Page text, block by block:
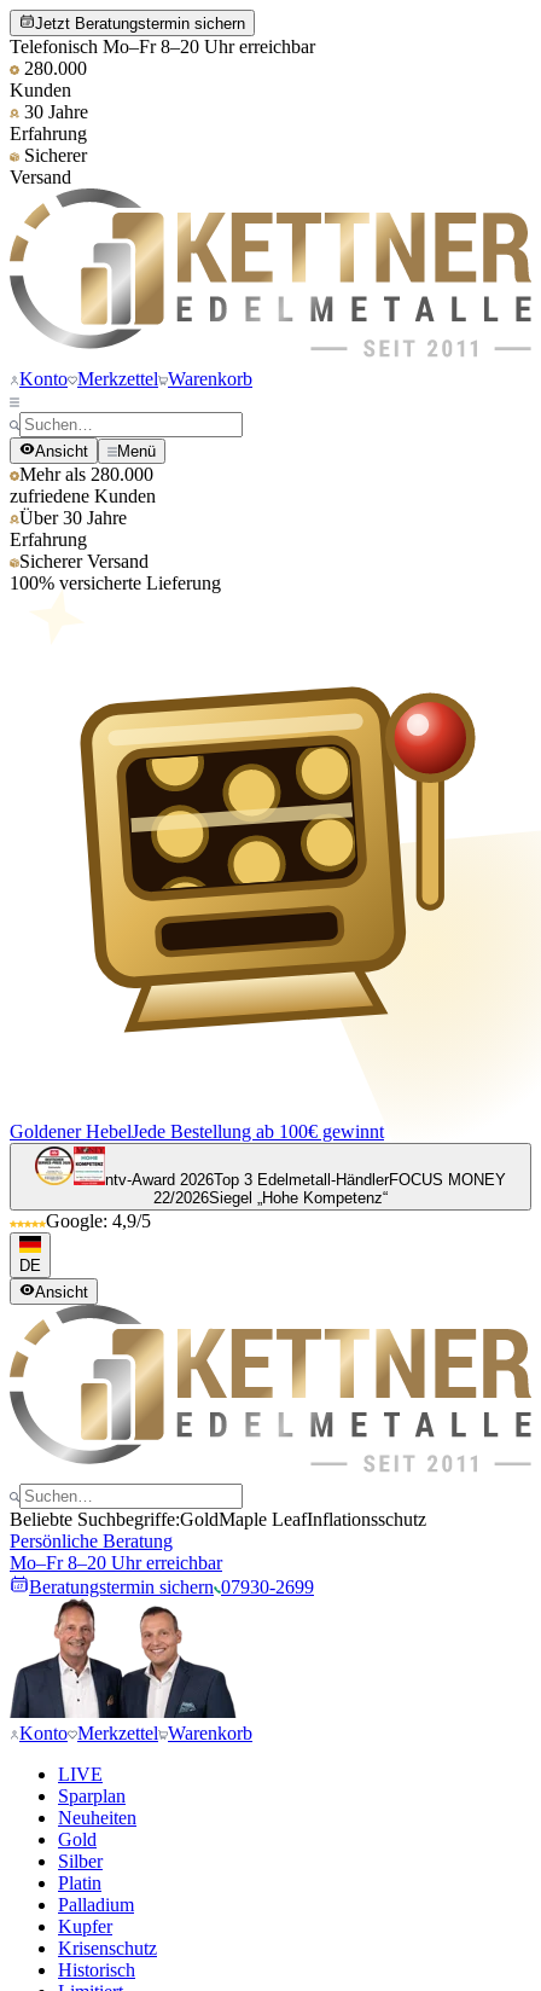
Jetzt Beratungstermin sichern
Telefonisch Mo–Fr 8–20 Uhr erreichbar
280.000
Kunden
30 Jahre
Erfahrung
Sicherer
Versand
Konto Merkzettel Warenkorb
Ansicht Menü
Mehr als 280.000
zufriedene Kunden
Über 30 Jahre
Erfahrung
Sicherer Versand
100% versicherte Lieferung
Goldener HebelJede Bestellung ab 100€ gewinnt
ntv-Award 2026Top 3 Edelmetall-HändlerFOCUS MONEY
22/2026Siegel „Hohe Kompetenz“
Google: 4,9/5
DE
Ansicht
Beliebte Suchbegriffe:GoldMaple LeafInflationsschutz
Persönliche Beratung
Mo–Fr 8–20 Uhr erreichbar
Beratungstermin sichern 07930-2699
Konto Merkzettel Warenkorb
LIVE
Sparplan
Neuheiten
Gold
Silber
Platin
Palladium
Kupfer
Krisenschutz
Historisch